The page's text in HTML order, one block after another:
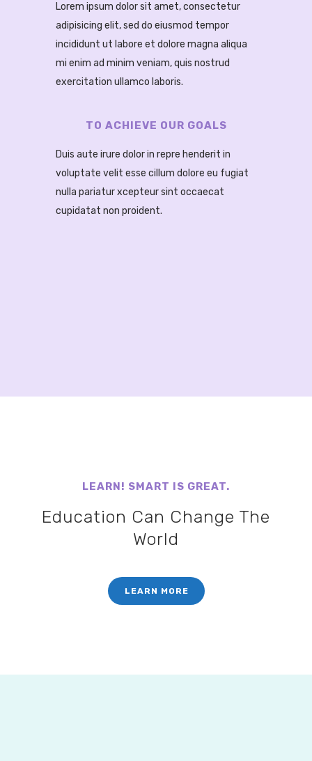
Lorem ipsum dolor sit amet, consectetur
adipisicing elit, sed do eiusmod tempor
incididunt ut labore et dolore magna aliqua
mi enim ad minim veniam, quis nostrud
exercitation ullamco laboris.
TO ACHIEVE OUR GOALS
Duis aute irure dolor in repre henderit in
voluptate velit esse cillum dolore eu fugiat
nulla pariaturxcepteur sint occaecat
cupidatat non proident.
LEARN! SMART IS GREAT.
Education Can Change The
World
LEARN MORE